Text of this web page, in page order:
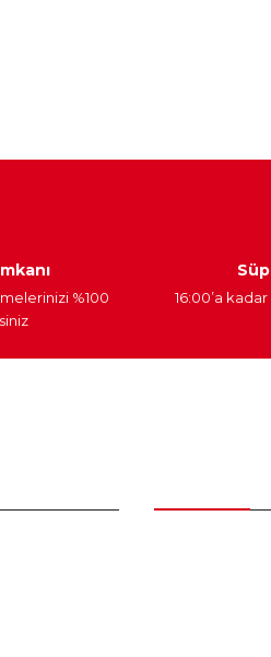
%100
16:00’a